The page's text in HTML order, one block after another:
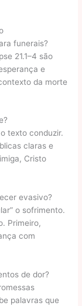
funerais?
21.1–4 são
e
da morte
texto conduzir.
claras e
Cristo
evasivo?
o sofrimento.
Primeiro,
com
de dor?
palavras que